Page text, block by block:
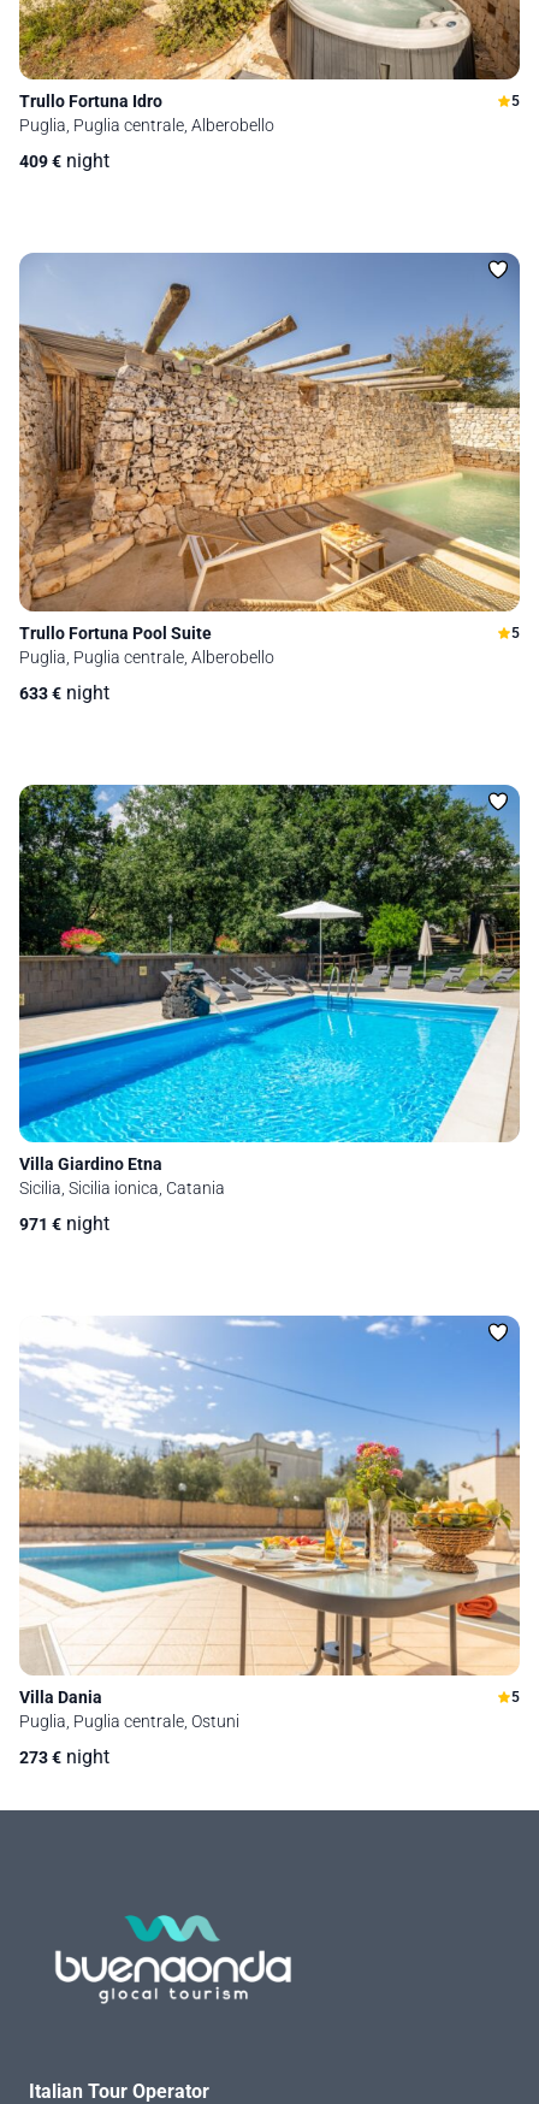
Trullo Fortuna Idro 5
Puglia, Puglia centrale, Alberobello
409€ night
Trullo Fortuna Pool Suite 5
Puglia, Puglia centrale, Alberobello
633€ night
Villa Giardino Etna
Sicilia, Sicilia ionica, Catania
971 € night
Villa Dania 5
Puglia, Puglia centrale, Ostuni
273€ night
Italian Tour Operator